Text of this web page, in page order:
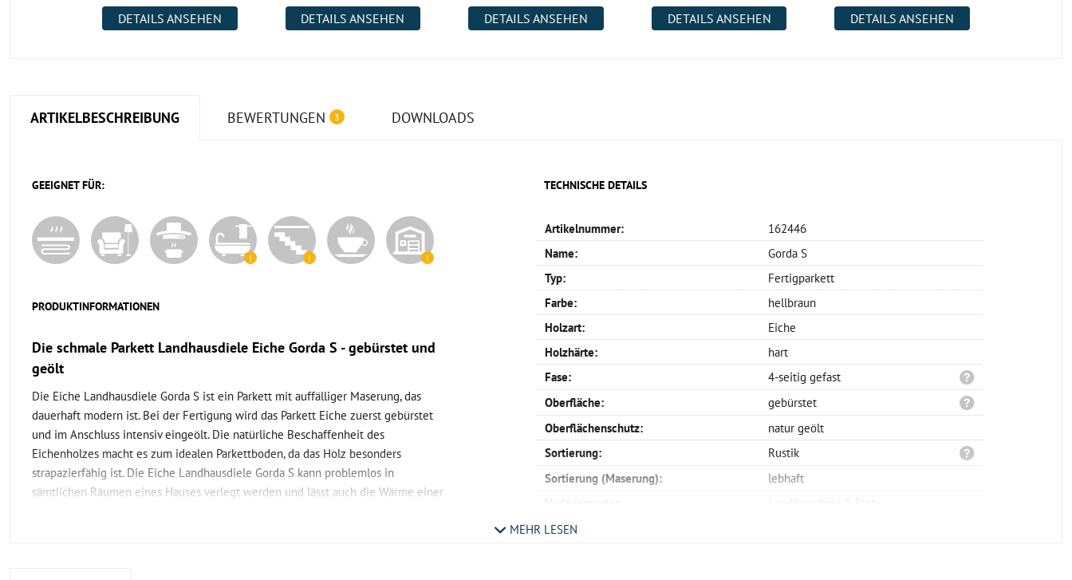
DETAILS ANSEHEN DETAILS ANSEHEN DETAILS ANSEHEN DETAILS ANSEHEN DETAILS ANSEHEN
ARTIKELBESCHREIBUNG BEWERTUNGEN 3 DOWNLOADS
GEEIGNET FÜR:
PRODUKTINFORMATIONEN
Die schmale Parkett Landhausdiele Eiche Gorda S - gebürstet und
geölt
Die Eiche Landhausdiele Gorda S ist ein Parkett mit auffälliger Maserung, das
dauerhaft modern ist. Bei der Fertigung wird das Parkett Eiche zuerst gebürstet
und im Anschluss intensiv eingeölt. Die natürliche Beschaffenheit des
Eichenholzes macht es zum idealen Parkettboden, da das Holz besonders
strapazierfähig ist. Die Eiche Landhausdiele Gorda S kann problemlos in
sämtlichen Räumen eines Hauses verlegt werden und lässt auch die Wärme einer
TECHNISCHE DETAILS
Artikelnummer:
162446
Name:
Gorda S
Typ:
Fertigparkett
Farbe:
hellbraun
Holzart:
Eiche
Holzhärte:
hart
Fase:
4-seitig gefast
Oberfläche:
gebürstet
Oberflächenschutz:
natur geölt
Sortierung:
Rustik
Sortierung (Maserung):
lebhaft
Verlegemuster:
Landhausdiele 1-Stab
Profil:
MEHR LESEN